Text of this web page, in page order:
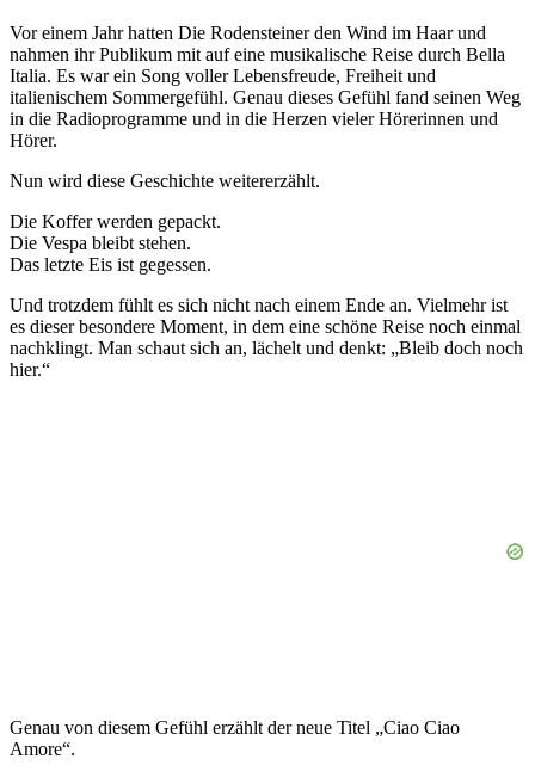
Vor einem Jahr hatten Die Rodensteiner den Wind im Haar und
nahmen ihr Publikum mit auf eine musikalische Reise durch Bella
Italia. Es war ein Song voller Lebensfreude, Freiheit und
italienischem Sommergefühl. Genau dieses Gefühl fand seinen Weg
in die Radioprogramme und in die Herzen vieler Hörerinnen und
Hörer.
Nun wird diese Geschichte weitererzählt.
Die Koffer werden gepackt.
Die Vespa bleibt stehen.
Das letzte Eis ist gegessen.
Und trotzdem fühlt es sich nicht nach einem Ende an. Vielmehr ist
es dieser besondere Moment, in dem eine schöne Reise noch einmal
nachklingt. Man schaut sich an, lächelt und denkt: „Bleib doch noch
hier.“
Genau von diesem Gefühl erzählt der neue Titel „Ciao Ciao
Amore“.